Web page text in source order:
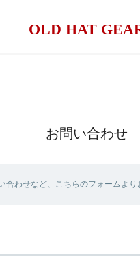
OLD HAT
お問い合わせ
合わせなど、こちらのフォームよ